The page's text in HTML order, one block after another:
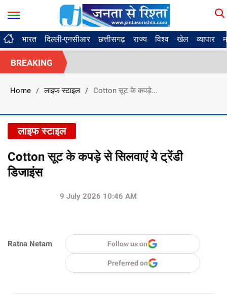
भारत दिल्ली-एनसीआर छत्तीसगढ़ राज्य विश्व खेल व्यापार
BREAKING
Home / लाइफ स्टाइल / Cotton सूट के कपड़े...
लाइफ स्टाइल
Cotton सूट के कपड़े से सिलवाएं ये ट्रेंडी
डिजाइंस
Ratna Netam
9 July 2026 10:46 AM
Follow us on
Preferred on